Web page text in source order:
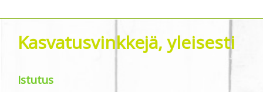
Kasvatusvinkkejä, yleisesti
Istutus